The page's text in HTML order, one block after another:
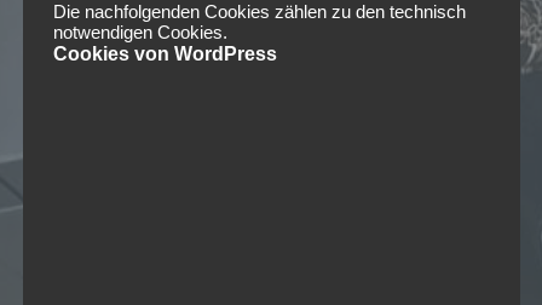
Die nachfolgenden Cookies zählen zu den technisch
notwendigen Cookies.
Cookies von WordPress